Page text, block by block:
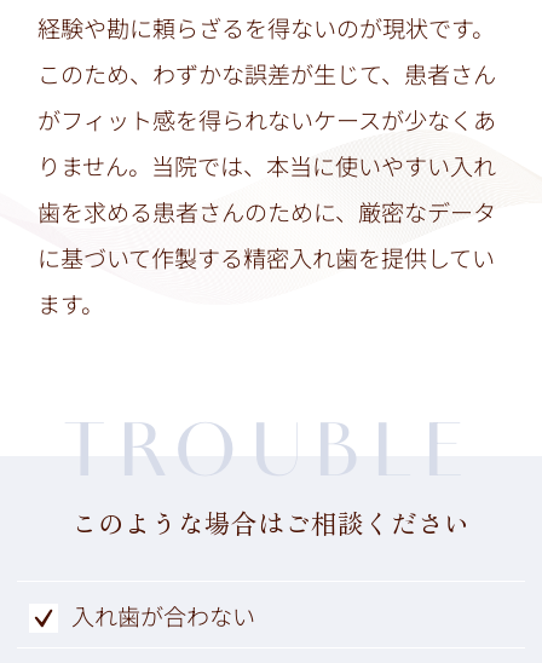
経験や勘に頼らざるを得ないのが現状です。
このため、わずかな誤差が生じて、患者さん
がフィット感を得られないケースが少なくあ
りません。当院では、本当に使いやすい入れ
歯を求める患者さんのために、厳密なデータ
に基づいて作製する精密入れ歯を提供してい
ます。
TROUBLE
このような場合はご相談ください
入れ歯が合わない